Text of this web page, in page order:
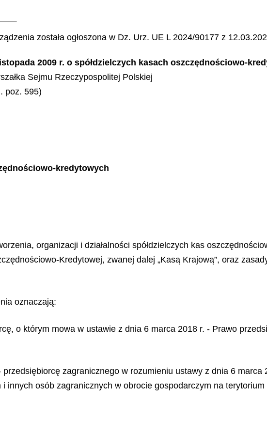
została ogłoszona w Dz. Urz. UE L 2024/90177 z
2009 r. o spółdzielczych kasach oszczędnościowo-
Sejmu Rzeczypospolitej Polskiej
poz. 595)
kredytowych
organizacji i działalności spółdzielczych kas
Kredytowej, zwanej dalej „Kasą Krajową”, oraz
oznaczają:
o którym mowa w ustawie z dnia 6 marca 2018 r. - Prawo
zagranicznego w rozumieniu ustawy z dnia 6 marca
innych osób zagranicznych w obrocie gospodarczym na